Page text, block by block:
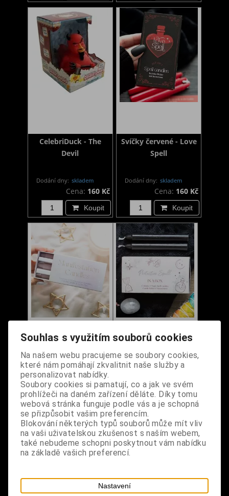
CelebriDuck - The
Devil
Dodání dny: skladem
Cena: 160 Kč
Koupit
Svíčky červené - Love
Spell
Dodání dny: skladem
Cena: 160 Kč
Koupit
Svíčky růžové -
Manifestation
Dodání dny: skladem
Cena:160 Kč
Koupit
Svíčky černé -
Protection Spell
Dodání dny:skladem
Cena:160 Kč
Koupit
Souhlas s využitím souborů cookies
Na našem webu pracujeme se soubory cookies,
které nám pomáhají zkvalitnit naše služby a
personalizovat nabídky.
Soubory cookies si pamatují, co a jak ve svém
prohlížeči na daném zařízení děláte. Díky tomu
webová stránka funguje podle vás a je schopná
se přizpůsobit vašim preferencím.
Blokování některých typů souborů může mít vliv
na vaši uživatelskou zkušenost s naším webem,
také nebudeme schopni poskytnout vám nabídku
na základě vašich preferencí.
Nastavení